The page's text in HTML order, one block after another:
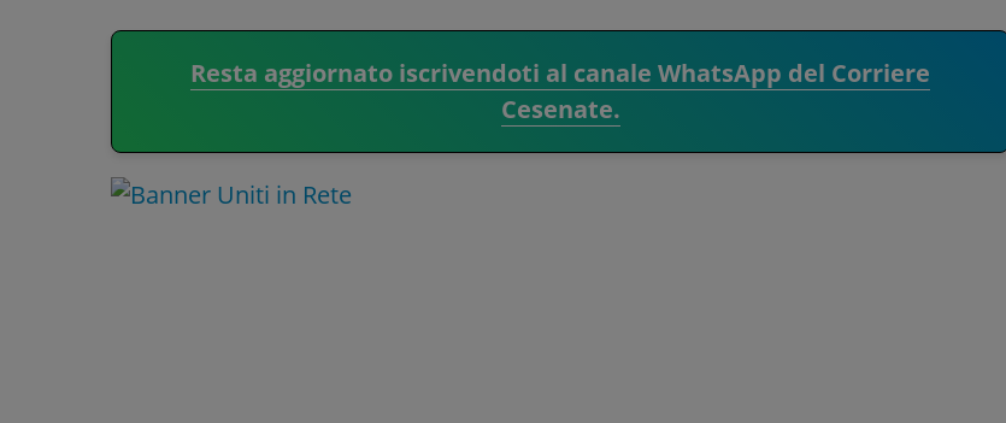
Resta aggiornato iscrivendoti al canale WhatsApp del Corriere
Cesenate.